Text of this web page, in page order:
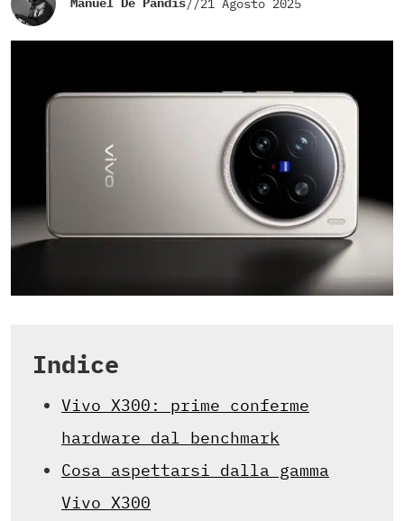
//21 Agosto 2025
Indice
Vivo X300: prime conferme
hardware dal benchmark
Cosa aspettarsi dalla gamma
Vivo X300